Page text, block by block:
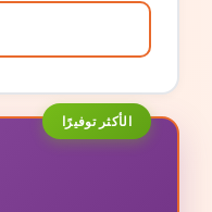
الأكثر توفيرًا